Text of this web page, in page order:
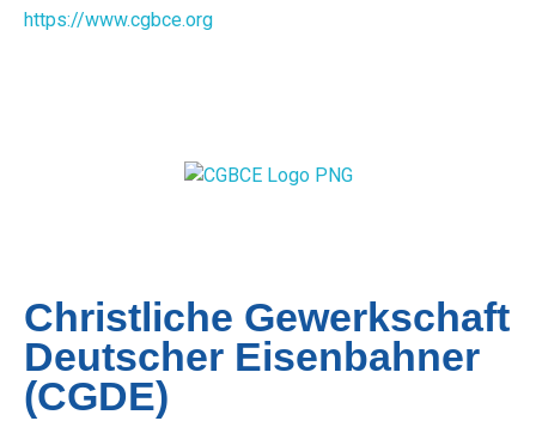
https://www.cgbce.org
Christliche Gewerkschaft
Deutscher Eisenbahner
(CGDE)